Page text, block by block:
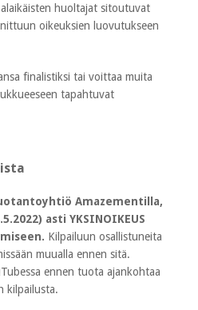
huoltajat sitoutuvat
oikeuksien luovutukseen
finalistiksi tai voittaa muita
tapahtuvat
Amazementilla,
asti YKSINOIKEUS
Kilpailuun osallistuneita
muualla ennen sitä.
ennen tuota ajankohtaa
kilpailusta.